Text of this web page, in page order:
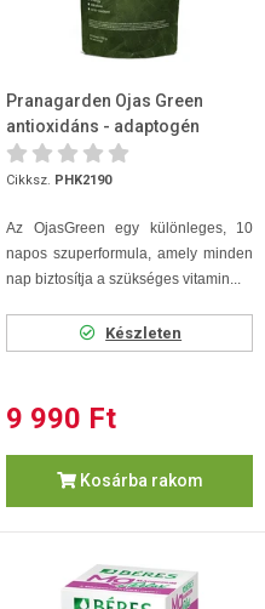
Pranagarden Ojas Green
antioxidáns - adaptogén
szuperformula 150g
Cikksz. PHK2190
Az OjasGreen egy különleges, 10
napos szuperformula, amely minden
nap biztosítja a szükséges vitamin...
Készleten
9 990 Ft
Kosárba rakom